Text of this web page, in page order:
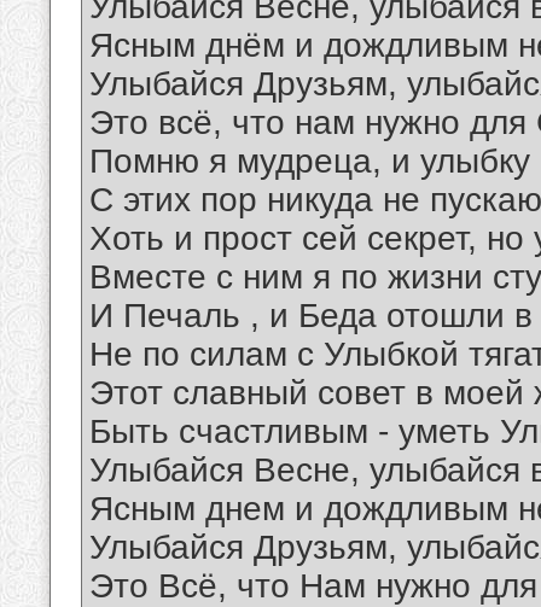
Ясным днём и дождливым
Улыбайся Друзьям,
Это всё, что нам нужно для
Помню я мудреца, и улыбку
С этих пор никуда не
Хоть и прост сей секрет, но
Вместе с ним я по жизни
И Печаль , и Беда отошли в
Не по силам с Улыбкой
Этот славный совет в моей
Быть счастливым - уметь
Улыбайся Весне, улыбайся
Ясным днем и дождливым
Улыбайся Друзьям,
Это Всё, что Нам нужно